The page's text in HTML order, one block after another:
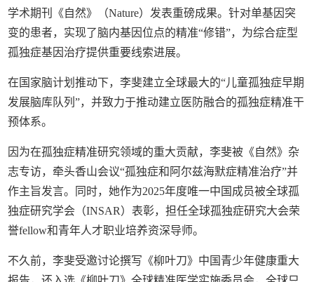
学术期刊《自然》（Nature）发表重磅成果。针对单基因突
变的患者，实现了脑内基因位点的精准“修错”，为综合症型
孤独症基因治疗提供重要线索进展。
在国家脑计划推动下，李斐建立全球最大的“儿童孤独症早期
发展脑库队列”，并致力于推动建立医防融合的孤独症精准干
预体系。
因为在孤独症精准研究领域的重大贡献，李斐被《自然》杂
志专访，牵头香山会议“孤独症和阿尔兹海默症精准治疗”并
作主旨发言。同时，她作为2025年度唯一中国成员被全球孤
独症研究学会（INSAR）表彰，担任全球孤独症研究大会荣
誉fellow和青年人才职业培养资深导师。
不久前，李斐受邀讨论撰写《柳叶刀》中国青少年健康重大